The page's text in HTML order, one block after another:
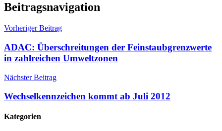
Beitragsnavigation
Vorheriger Beitrag
ADAC: Überschreitungen der Feinstaubgrenzwerte
in zahlreichen Umweltzonen
Nächster Beitrag
Wechselkennzeichen kommt ab Juli 2012
Kategorien